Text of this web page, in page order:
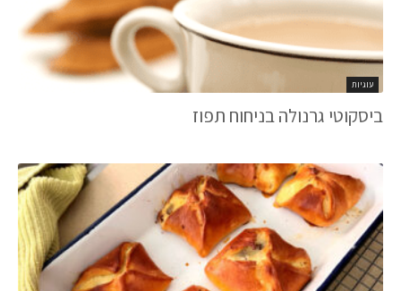
עוגיות
ביסקוטי גרנולה בניחוח תפוז